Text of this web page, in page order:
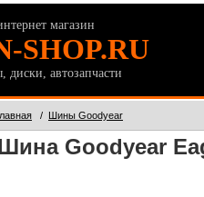
магазин
SHOP.RU
диски, автозапчасти
/ Шины Goodyear
Goodyear